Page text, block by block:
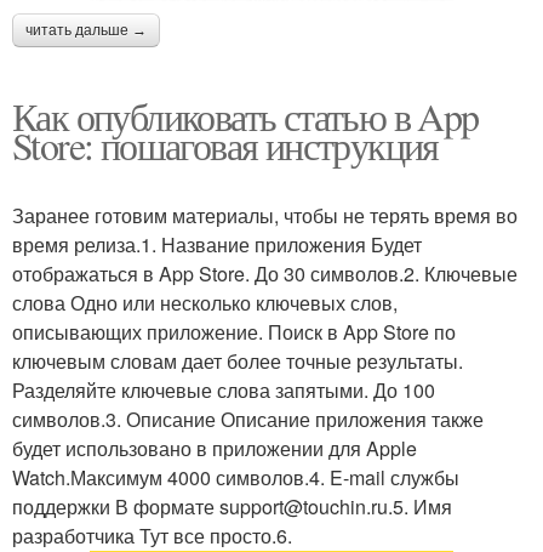
читать дальше →
Как опубликовать статью в App
Store: пошаговая инструкция
Заранее готовим материалы, чтобы не терять время во
время релиза.1. Название приложения Будет
отображаться в App Store. До 30 символов.2. Ключевые
слова Одно или несколько ключевых слов,
описывающих приложение. Поиск в App Store по
ключевым словам дает более точные результаты.
Разделяйте ключевые слова запятыми. До 100
символов.3. Описание Описание приложения также
будет использовано в приложении для Apple
Watch.Максимум 4000 символов.4. E-mail службы
поддержки В формате support@touchin.ru.5. Имя
разработчика Тут все просто.6.